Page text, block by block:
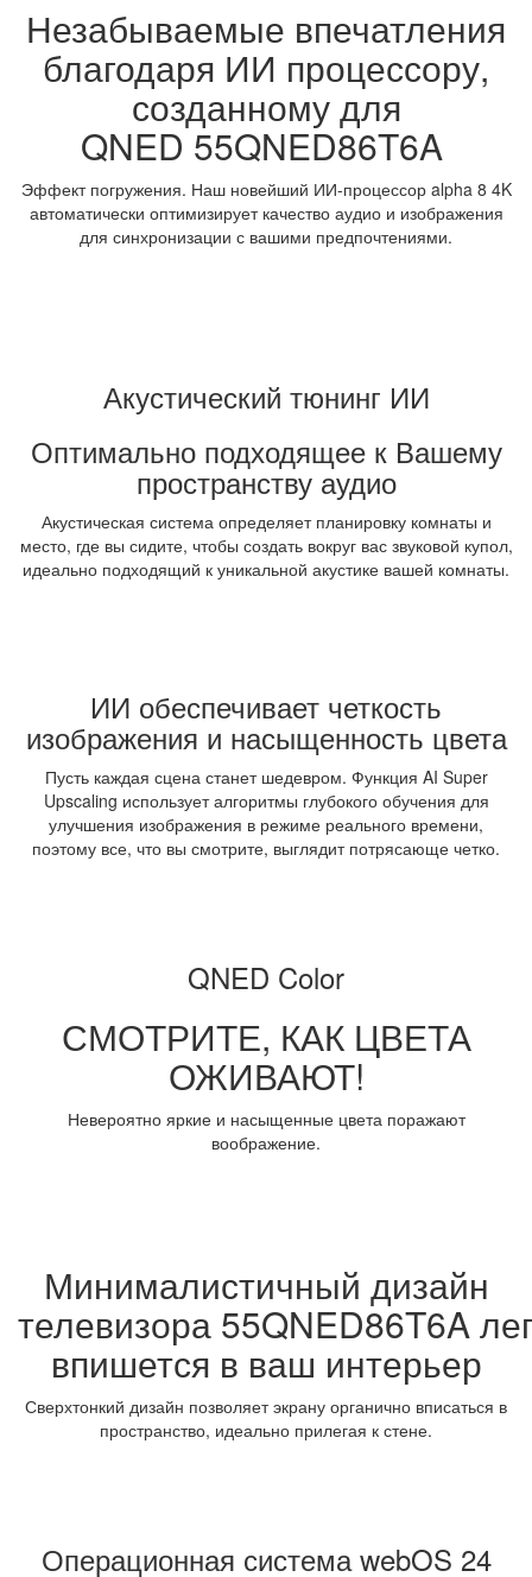
Незабываемые впечатления
благодаря ИИ процессору,
созданному для
QNED 55QNED86T6A
Эффект погружения. Наш новейший ИИ-процессор alpha 8 4K
автоматически оптимизирует качество аудио и изображения
для синхронизации с вашими предпочтениями.
Акустический тюнинг ИИ
Оптимально подходящее к Вашему
пространству аудио
Акустическая система определяет планировку комнаты и
место, где вы сидите, чтобы создать вокруг вас звуковой купол,
идеально подходящий к уникальной акустике вашей комнаты.
ИИ обеспечивает четкость
изображения и насыщенность цвета
Пусть каждая сцена станет шедевром. Функция AI Super
Upscaling использует алгоритмы глубокого обучения для
улучшения изображения в режиме реального времени,
поэтому все, что вы смотрите, выглядит потрясающе четко.
QNED Color
СМОТРИТЕ, КАК ЦВЕТА
ОЖИВАЮТ!
Невероятно яркие и насыщенные цвета поражают
воображение.
Минималистичный дизайн
телевизора 55QNED86T6A
впишется в ваш интерьер
Сверхтонкий дизайн позволяет экрану органично вписаться в
пространство, идеально прилегая к стене.
Операционная система webOS 24